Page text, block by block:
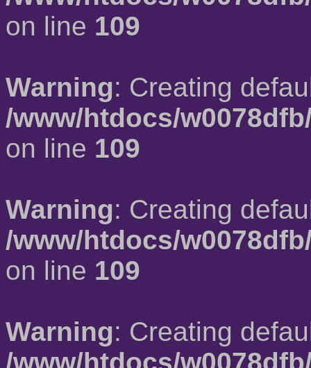
on line 109
Warning: Creating
/www/htdocs/
on line 109
Warning: Creating
/www/htdocs/
on line 109
Warning: Creating
/www/htdocs/